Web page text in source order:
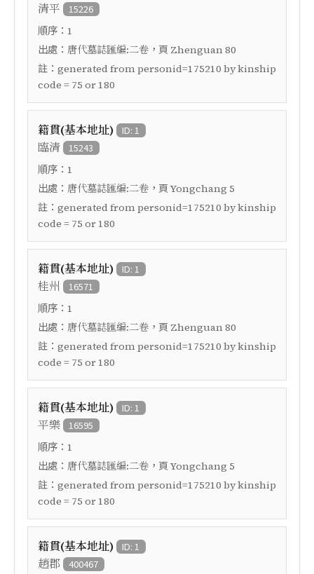
清平 15226
順序： 1
出處： 唐代墓誌匯編:二卷 ，頁 Zhenguan 80
註： generated from personid=175210 by kinship
code = 75 or 180
籍貫(基本地址) ID: 1
臨清 15243
順序： 1
出處： 唐代墓誌匯編:二卷 ，頁 Yongchang 5
註： generated from personid=175210 by kinship
code = 75 or 180
籍貫(基本地址) ID: 1
桂州 16571
順序： 1
出處： 唐代墓誌匯編:二卷 ，頁 Zhenguan 80
註： generated from personid=175210 by kinship
code = 75 or 180
籍貫(基本地址) ID: 1
平樂 16595
順序： 1
出處： 唐代墓誌匯編:二卷 ，頁 Yongchang 5
註： generated from personid=175210 by kinship
code = 75 or 180
籍貫(基本地址) ID: 1
趙郡 400467